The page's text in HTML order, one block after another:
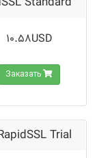
10.58USD
Заказать
Trial